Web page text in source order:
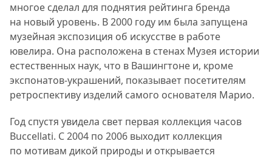
многое сделал для поднятия рейтинга бренда
на новый уровень. В 2000 году им была запущена
музейная экспозиция об искусстве в работе
ювелира. Она расположена в стенах Музея истории
естественных наук, что в Вашингтоне и, кроме
экспонатов-украшений, показывает посетителям
ретроспективу изделий самого основателя Марио.
Год спустя увидела свет первая коллекция часов
Buccellati. С 2004 по 2006 выходит коллекция
по мотивам дикой природы и открывается